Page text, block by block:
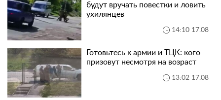
будут вручать повестки и ловить
ухилянцев
14:10 17.08
Готовьтесь к армии и ТЦК: кого
призовут несмотря на возраст
13:02 17.08